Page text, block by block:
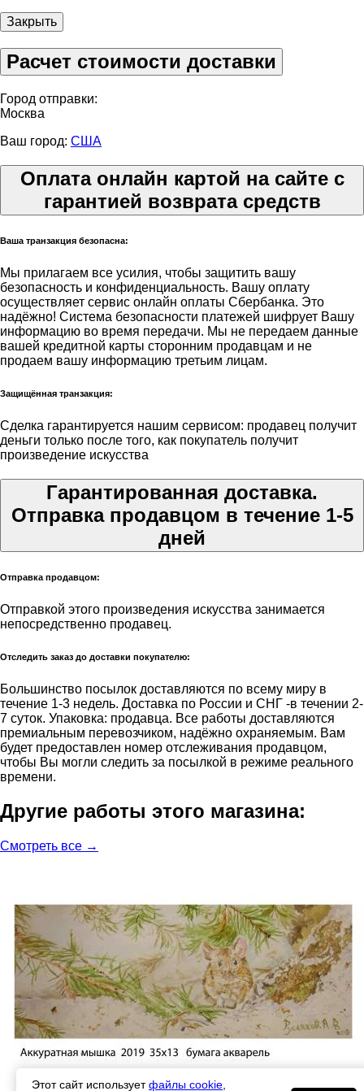
Закрыть
Расчет стоимости доставки
Город отправки:
Москва
Ваш город: США
Оплата онлайн картой на сайте с
гарантией возврата средств
Ваша транзакция безопасна:
Мы прилагаем все усилия, чтобы защитить вашу
безопасность и конфиденциальность. Вашу оплату
осуществляет сервис онлайн оплаты Сбербанка. Это
надёжно! Система безопасности платежей шифрует Вашу
информацию во время передачи. Мы не передаем данные
вашей кредитной карты сторонним продавцам и не
продаем вашу информацию третьим лицам.
Защищённая транзакция:
Сделка гарантируется нашим сервисом: продавец получит
деньги только после того, как покупатель получит
произведение искусства
Гарантированная доставка.
Отправка продавцом в течение 1-5
дней
Отправка продавцом:
Отправкой этого произведения искусства занимается
непосредственно продавец.
Отследить заказ до доставки покупателю:
Большинство посылок доставляются по всему миру в
течение 1-3 недель. Доставка по России и СНГ -в течении 2-
7 суток. Упаковка: продавца. Все работы доставляются
премиальным перевозчиком, надёжно охраняемым. Вам
будет предоставлен номер отслеживания продавцом,
чтобы Вы могли следить за посылкой в режиме реального
времени.
Другие работы этого магазина:
Смотреть все →
Этот сайт используетфайлы cookie